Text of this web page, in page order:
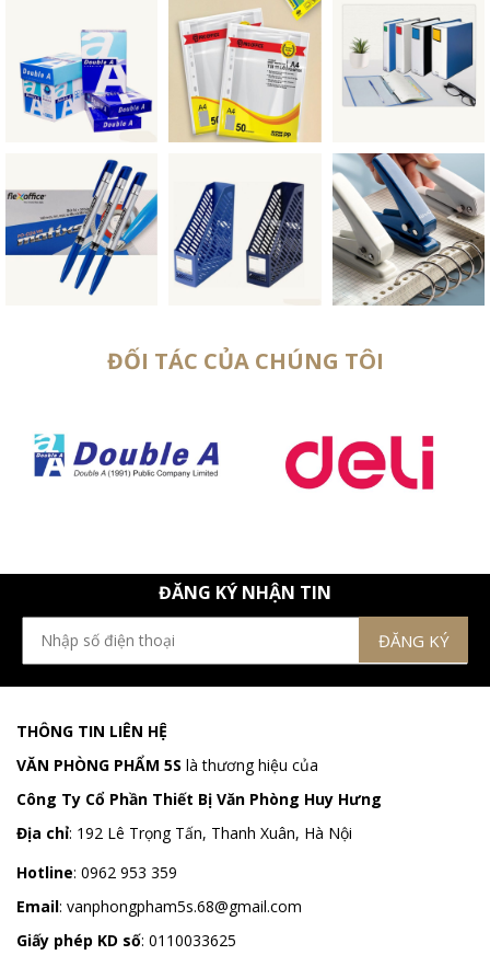
ĐỐI TÁC CỦA CHÚNG TÔI
ĐĂNG KÝ NHẬN TIN
THÔNG TIN LIÊN HỆ
VĂN PHÒNG PHẨM 5S là thương hiệu của
Công Ty Cổ Phần Thiết Bị Văn Phòng Huy Hưng
Địa chỉ: 192 Lê Trọng Tấn, Thanh Xuân, Hà Nội
Hotline: 0962 953 359
Email: vanphongpham5s.68@gmail.com
Giấy phép KD số: 0110033625